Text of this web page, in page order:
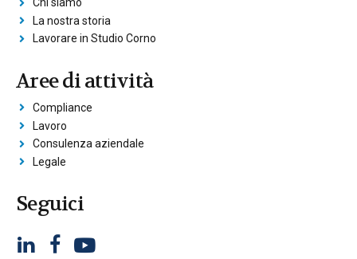
La nostra storia
Lavorare in Studio Corno
Aree di attività
Compliance
Lavoro
Consulenza aziendale
Legale
Seguici